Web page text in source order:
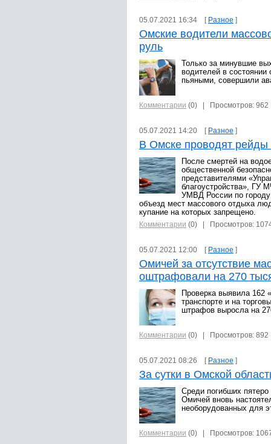
05.07.2021 16:34 [ Разное ]
Омские водители
руль
Только за минувшие
водителей в
пьяными, совершили
Комментарии (0) | Просмотров: 962
05.07.2021 14:20 [ Разное ]
В Омске проводят
После смертей на
общественной
представителями
благоустройства», ГУ
УМВД России по
объезд мест массового отдыха
купание на которых запрещено.
Комментарии (0) | Просмотров:
05.07.2021 12:00 [ Разное ]
Омичей за отсутствие
оштрафовали на 270
Проверка выявила 162
транспорте и на
штрафов выросла на
Комментарии (0) | Просмотров: 892
05.07.2021 08:26 [ Разное ]
За сутки в Омской
Среди погибших
Омичей вновь
необорудованных для
Комментарии (0) | Просмотров: